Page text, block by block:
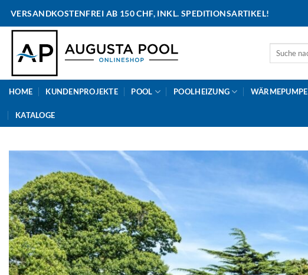
VERSANDKOSTENFREI AB 150 CHF, INKL. SPEDITIONSARTIKEL!
Suche
HOME KUNDENPROJEKTE POOL POOLHEIZUNG WÄRMEPUMPE
KATALOGE